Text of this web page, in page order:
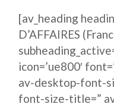
[av_heading
D’AFFAIRES
icon=’ue800′
av-desktop-font-
font-size-title=”